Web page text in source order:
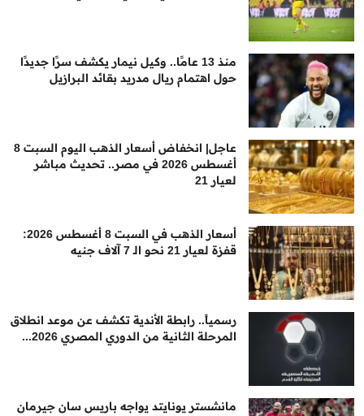
منذ 13 عامًا.. وكيل نيمار يكشف سرًا جديدًا
حول اهتمام ريال مدريد بقائد البرازيل
عاجل| انخفاض أسعار الذهب اليوم السبت 8
أغسطس 2026 في مصر.. تحديث مباشر
لعيار 21
أسعار الذهب في السبت 8 أغسطس 2026:
قفزة لعيار 21 نحو الـ 7 آلاف جنيه
رسمياً.. رابطة الأندية تكشف عن موعد انطلاق
المرحلة الثانية من الدوري المصري 2026...
مانشستر يونايتد يواجه باريس سان جيرمان